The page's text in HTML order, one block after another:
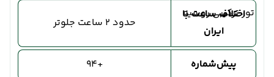
تور ترکیبی روسیه
اختلاف ساعت با
ایران
حدود ۲ ساعت جلوتر
پیش‌شماره +94